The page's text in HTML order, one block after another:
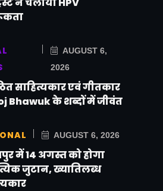
AUGUST 6,
2026
साहित्यकार एवं गीतकार
Bhawuk के शब्दों में जीवंत
AUGUST 6, 2026
में 14 अगस्त को होगा
जुटान, ख्यातिलब्ध